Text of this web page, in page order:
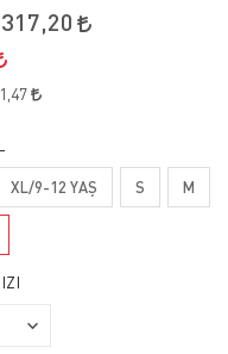
317,20
XL/9-12 YAŞ S M